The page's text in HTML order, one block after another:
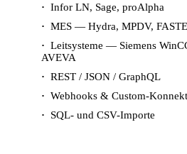
Infor LN, Sage, proAlpha
MES — Hydra, MPDV,
Leitsysteme — Siemens
AVEVA
REST / JSON / GraphQL
Webhooks & Custom-
SQL- und CSV-Importe